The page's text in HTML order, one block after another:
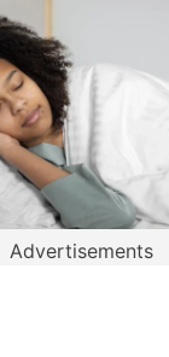
Advertisements